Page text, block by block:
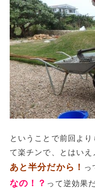
ということで前回よ
て楽チンで、とはい
あと半分だから！ っ
なの！？ って逆効果